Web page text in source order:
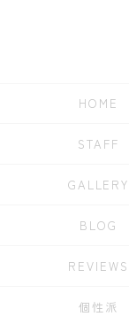
HOME
STAFF
GALLERY
BLOG
REVIEWS
個性派